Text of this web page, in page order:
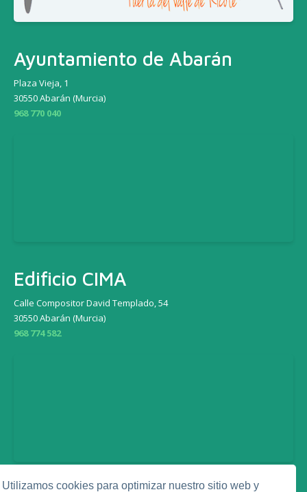
Utilizamos cookies para optimizar nuestro sitio web y
Ayuntamiento de Abarán
Plaza Vieja, 1
30550 Abarán (Murcia)
968 770 040
Edificio CIMA
Calle Compositor David Templado, 54
30550 Abarán (Murcia)
968 774 582